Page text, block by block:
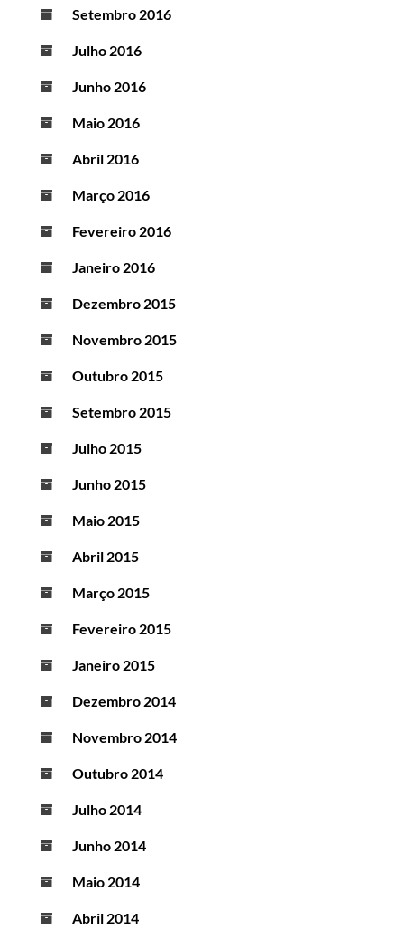
Setembro 2016
Julho 2016
Junho 2016
Maio 2016
Abril 2016
Março 2016
Fevereiro 2016
Janeiro 2016
Dezembro 2015
Novembro 2015
Outubro 2015
Setembro 2015
Julho 2015
Junho 2015
Maio 2015
Abril 2015
Março 2015
Fevereiro 2015
Janeiro 2015
Dezembro 2014
Novembro 2014
Outubro 2014
Julho 2014
Junho 2014
Maio 2014
Abril 2014